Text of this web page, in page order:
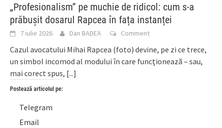
„Profesionalism” pe muchie de ridicol: cum s-a
prăbușit dosarul Rapcea în fața instanței
7 iulie 2026 Dan BADEA Comment
Cazul avocatului Mihai Rapcea (foto) devine, pe zi ce trece,
un simbol incomod al modului în care funcționează – sau,
mai corect spus, [...]
Postează articolul pe:
Telegram
Email